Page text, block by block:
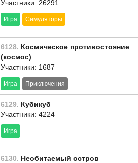
Участники: 26291
Игра Симуляторы
6128. Космическое противостояние
(космос)
Участники: 1687
Игра Приключения
6129. Кубикуб
Участники: 4224
Игра
6130. Необитаемый остров